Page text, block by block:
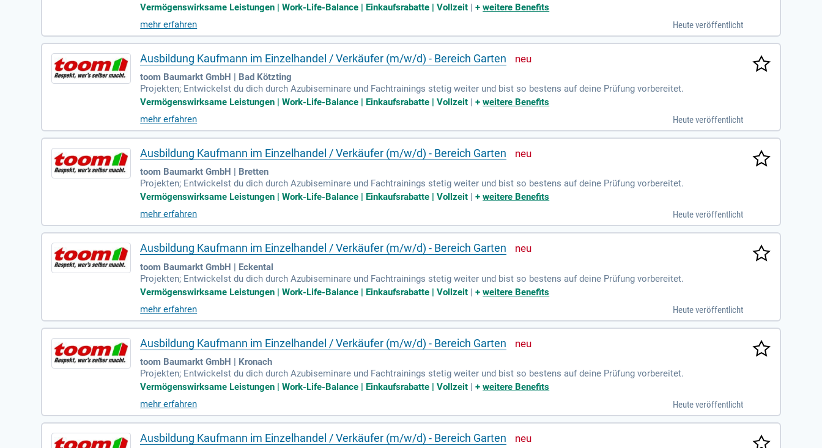
Vermögenswirksame Leistungen | Work-Life-Balance | Einkaufsrabatte | Vollzeit |+weitere Benefits
mehr erfahren
Heute veröffentlicht
Ausbildung Kaufmann im Einzelhandel / Verkäufer (m/w/d) - Bereich Garten
toom Baumarkt GmbH | Bad Kötzting
Projekten; Entwickelst du dich durch Azubiseminare und Fachtrainings stetig weiter und bist so bestens auf deine Prüfung vorbereitet.
Vermögenswirksame Leistungen | Work-Life-Balance | Einkaufsrabatte | Vollzeit |+weitere Benefits
mehr erfahren
Heute veröffentlicht
Ausbildung Kaufmann im Einzelhandel / Verkäufer (m/w/d) - Bereich Garten
toom Baumarkt GmbH | Bretten
Projekten; Entwickelst du dich durch Azubiseminare und Fachtrainings stetig weiter und bist so bestens auf deine Prüfung vorbereitet.
Vermögenswirksame Leistungen | Work-Life-Balance | Einkaufsrabatte | Vollzeit |+weitere Benefits
mehr erfahren
Heute veröffentlicht
Ausbildung Kaufmann im Einzelhandel / Verkäufer (m/w/d) - Bereich Garten
toom Baumarkt GmbH | Eckental
Projekten; Entwickelst du dich durch Azubiseminare und Fachtrainings stetig weiter und bist so bestens auf deine Prüfung vorbereitet.
Vermögenswirksame Leistungen | Work-Life-Balance | Einkaufsrabatte | Vollzeit |+weitere Benefits
mehr erfahren
Heute veröffentlicht
Ausbildung Kaufmann im Einzelhandel / Verkäufer (m/w/d) - Bereich Garten
toom Baumarkt GmbH | Kronach
Projekten; Entwickelst du dich durch Azubiseminare und Fachtrainings stetig weiter und bist so bestens auf deine Prüfung vorbereitet.
Vermögenswirksame Leistungen | Work-Life-Balance | Einkaufsrabatte | Vollzeit |+weitere Benefits
mehr erfahren
Heute veröffentlicht
Ausbildung Kaufmann im Einzelhandel / Verkäufer (m/w/d) - Bereich Garten